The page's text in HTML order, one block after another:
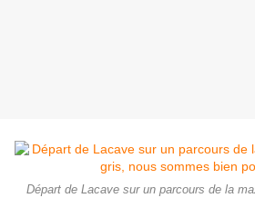
Départ de Lacave sur un parcours de la